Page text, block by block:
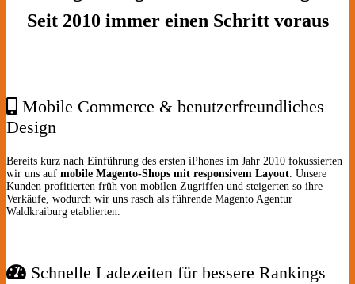
Seit 2010 immer einen Schritt voraus
Mobile Commerce & benutzerfreundliches
Design
Bereits kurz nach Einführung des ersten iPhones im Jahr 2010 fokussierten
wir uns auf mobile Magento-Shops mit responsivem Layout . Unsere
Kunden profitierten früh von mobilen Zugriffen und steigerten so ihre
Verkäufe, wodurch wir uns rasch als führende Magento Agentur
Waldkraiburg etablierten.
Schnelle Ladezeiten für bessere Rankings